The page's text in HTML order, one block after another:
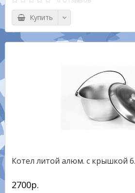
Купить
Котел литой алюм. с крышкой
2700р.